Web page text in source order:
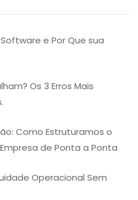
e Por Que sua
Os 3 Erros Mais
Como Estruturamos o
de Ponta a Ponta
Operacional Sem